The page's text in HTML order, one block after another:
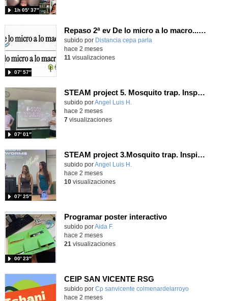
1h 05′ 37″
Repaso 2ª ev De lo micro a lo macro...Célula, Cuerpo humano y Ecología
Contenido educativo.
subido por Distancia cepa parla
07′ 57″
hace 2 meses
11 visualizaciones
STEAM project 5. Mosquito trap. Inspired in the glow worms.
Contenido educativo.
subido porAngel Luis H.
07′ 01″
hace 2 meses
7visualizaciones
STEAM project 3.Mosquito trap. Inspired in the Glow worms of New Zealand. - Contenido educativo
Contenido educativo.
subido porAngel Luis H.
07′ 25″
hace 2 meses
10visualizaciones
Programar poster interactivo
Contenido educativo.
subido porAida F.
00′ 23″
hace 2 meses
21 visualizaciones
CEIP SAN VICENTE RSG
Contenido educativo.
subido por Cp sanvicente colmenardelarroyo-
hace 2 meses